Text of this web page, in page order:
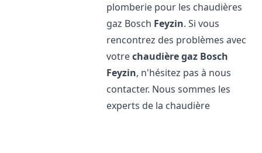
plomberie pour les chaudières
gaz Bosch Feyzin. Si vous
rencontrez des problèmes avec
votrechaudière gaz Bosch
Feyzin, n'hésitez pas à nous
contacter. Nous sommes les
experts de la chaudière